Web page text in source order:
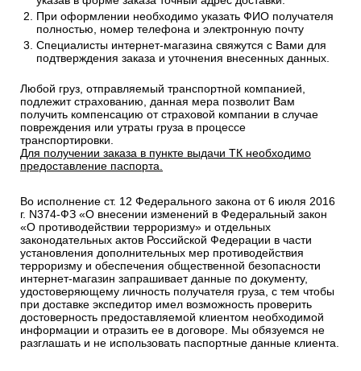
При оформлении необходимо указать ФИО получателя
полностью, номер телефона и электронную почту
Специалисты интернет-магазина свяжутся с Вами для
подтверждения заказа и уточнения внесенных данных.
Любой груз, отправляемый транспортной компанией,
подлежит страхованию, данная мера позволит Вам
получить компенсацию от страховой компании в случае
повреждения или утраты груза в процессе
транспортировки.
Для получении заказа в пункте выдачи ТК необходимо
предоставление паспорта.
Во исполнение ст. 12 Федерального закона от 6 июля 2016
г. N374-ФЗ «О внесении изменений в Федеральный закон
«О противодействии терроризму» и отдельных
законодательных актов Российской Федерации в части
установления дополнительных мер противодействия
терроризму и обеспечения общественной безопасности
интернет-магазин запрашивает данные по документу,
удостоверяющему личность получателя груза, с тем чтобы
при доставке экспедитор имел возможность проверить
достоверность предоставляемой клиентом необходимой
информации и отразить ее в договоре. Мы обязуемся не
разглашать и не использовать паспортные данные клиента.